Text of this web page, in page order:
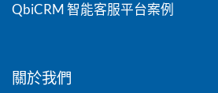
QbiCRM 智能客服平台案例
關於我們